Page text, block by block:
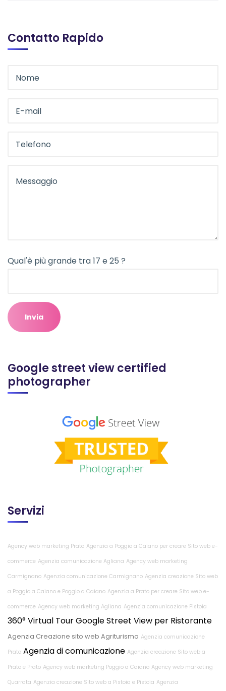
Contatto Rapido
Qual'è più grande tra 17 e 25 ?
Google street view certified
photographer
Servizi
Agency web marketing Prato Agenzia a Poggio a Caiano per creare Sito web e-
commerce Agenzia comunicazione Agliana Agency web marketing
Carmignano Agenzia comunicazione Carmignano Agenzia creazione Sito web
a Poggio a Caiano e Poggio a Caiano Agenzia a Prato per creare Sito web e-
commerce Agency web marketing Agliana Agenzia comunicazione Pistoia
360° Virtual Tour Google Street View per Ristorante
Agenzia Creazione sito web Agriturismo Agenzia comunicazione
Prato Agenzia di comunicazione Agenzia creazione Sito web a
Prato e Prato Agency web marketing Poggio a Caiano Agency web marketing
Quarrata Agenzia creazione Sito web a Pistoia e Pistoia Agenzia